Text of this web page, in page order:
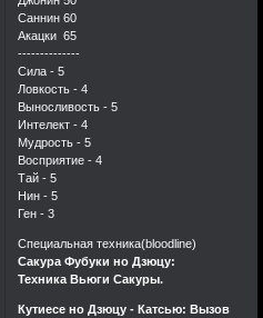
Саннин 60
Акацки 65
--------------
Сила - 5
Ловкость - 4
Выносливость - 5
Интелект - 4
Мудрость - 5
Восприятие - 4
Тай - 5
Нин - 5
Ген - 3
Специальная техника(bloodline)
Сакура Фубуки но Дзюцу:
Техника Вьюги Сакуры.
Кутиесе но Дзюцу - Катсью: Вызов